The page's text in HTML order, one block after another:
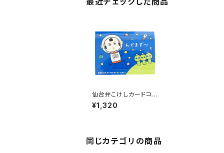
仙台弁こけしカードコレ
クション（12枚セット）
¥1,320
同じカテゴリの商品